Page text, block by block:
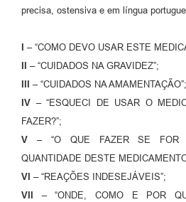
precisa, ostensiva e em língua
I –“COMO DEVO USAR ESTE
II –“CUIDADOS NA GRAVIDEZ”;
III –“CUIDADOS NA AMAMENTAÇÃO”;
IV –“ESQUECI DE USAR O
FAZER?”;
V –“O QUE FAZER SE FOR
QUANTIDADE DESTE
VI –“REAÇÕES INDESEJÁVEIS”;
VII –“ONDE, COMO E POR